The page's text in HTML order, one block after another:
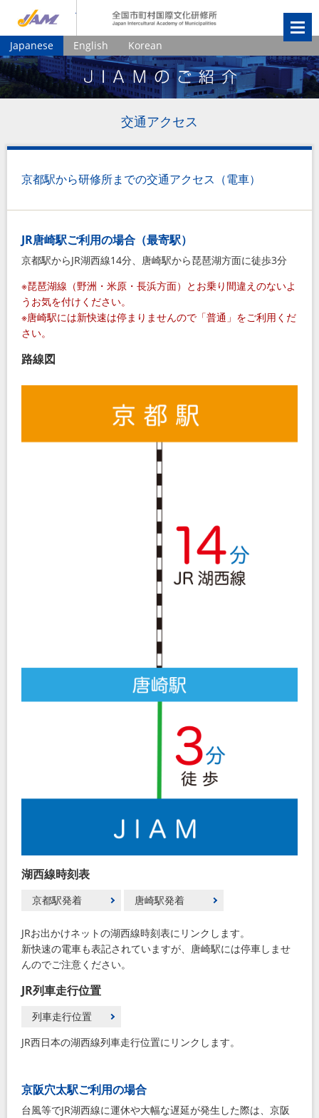
Japanese English Korean
交通アクセス
京都駅から研修所までの交通アクセス（電車）
JR唐崎駅ご利用の場合（最寄駅）
京都駅からJR湖西線14分、唐崎駅から琵琶湖方面に徒歩3分
※琵琶湖線（野洲・米原・長浜方面）とお乗り間違えのないよ
うお気を付けください。
※唐崎駅には新快速は停まりませんので「普通」をご利用くだ
さい。
路線図
湖西線時刻表
京都駅発着 唐崎駅発着
JRお出かけネットの湖西線時刻表にリンクします。
新快速の電車も表記されていますが、唐崎駅には停車しませ
んのでご注意ください。
JR列車走行位置
列車走行位置
JR西日本の湖西線列車走行位置にリンクします。
京阪穴太駅ご利用の場合
台風等でJR湖西線に運休や大幅な遅延が発生した際は、京阪